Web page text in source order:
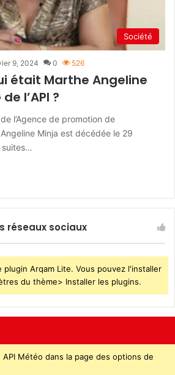
Société
9, 2024 0 526
était Marthe Angeline
l’API ?
l’Agence de promotion de
Minja est décédée le 29
suites…
réseaux sociaux
Arqam Lite. Vous pouvez l'installer
du thème> Installer les plugins.
Météo dans la page des options de